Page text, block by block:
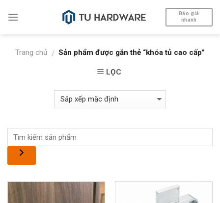
Báo giá
nhanh
Trang chủ / Sản phẩm được gắn thẻ “khóa tủ cao cấp”
LỌC